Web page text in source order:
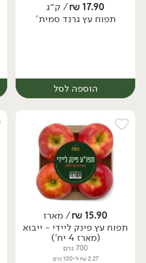
יח׳ ק״ג
17.90
₪/ ק״ג
תפוח עץ גרנד סמית'
הוספה לסל
יח׳ ק״ג
15.90
₪/ מארז
תפוח עץ פינק ליידי - ייבוא
(מארז 4 יח')
700 גרם
2.27 ₪ ל-100 גרם